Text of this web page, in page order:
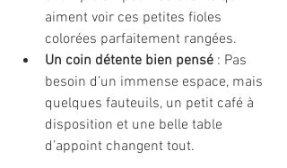
aiment voir ces petites fioles
colorées parfaitement rangées.
Un coin détente bien pensé : Pas
besoin d’un immense espace, mais
quelques fauteuils, un petit café à
disposition et une belle table
d’appoint changent tout.